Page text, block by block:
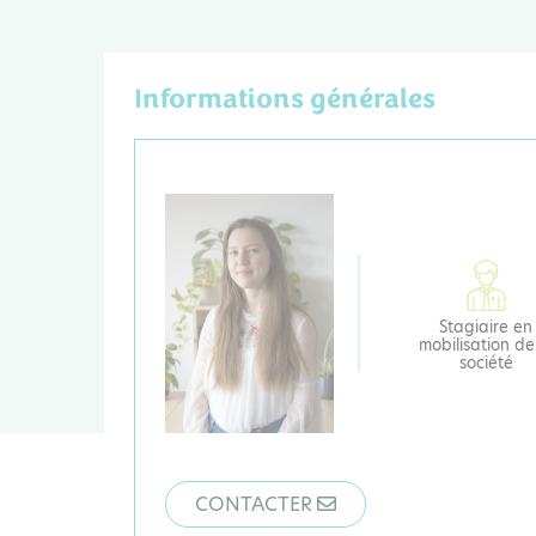
Informations générales
Stagiaire en
mobilisation
société
CONTACTER